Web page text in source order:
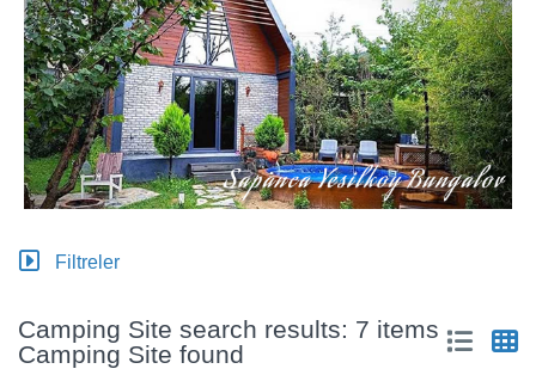
Filtreler
Camping Site search results: 7 items
Camping Site found